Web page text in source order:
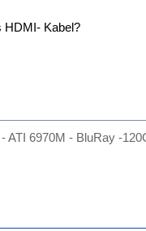
HDMI- Kabel?
6970M - BluRay -